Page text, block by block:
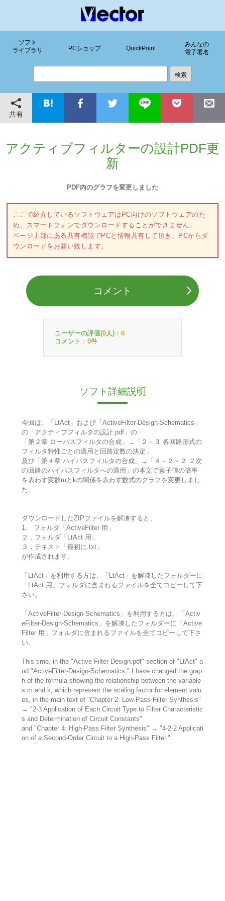
ソフト
ライブラリ
PCショップ QuickPoint
みんなの
電子署名
共有
アクティブフィルターの設計PDF更
新
PDF内のグラフを変更しました
ここで紹介しているソフトウェアはPC向けのソフトウェアのた
め、スマートフォンでダウンロードすることができません。
ページ上部にある共有機能でPCと情報共有して頂き、PCからダ
ウンロードをお願い致します。
コメント
ユーザーの評価(0 人)： 0
コメント： 0件
ソフト詳細説明
今回は、「LtAct」および「ActiveFilter-Design-Schematics」
の「アクティブフィルタの設計.pdf」の
「第２章 ローパスフィルタの合成」→「２－３ 各回路形式の
フィルタ特性ごとの適用と回路定数の決定」
及び「第４章 ハイパスフィルタの合成」→「４－２－２ ２次
の回路のハイパスフィルタへの適用」の本文で素子値の倍率
を表わす変数mとkの関係を表わす数式のグラフを変更しまし
た。
ダウンロードしたZIPファイルを解凍すると、
1. フォルダ「ActiveFilter 用」
２．フォルダ「LtAct 用」
３．テキスト「最初に.txt」
が作成されます。
「LtAct」を利用する方は、「LtAct」を解凍したフォルダーに
「LtAct 用」フォルダに含まれるファイルを全てコピーして下
さい。
「ActiveFilter-Design-Schematics」を利用する方は、「Activ
eFilter-Design-Schematics」を解凍したフォルダーに「Active
Filter 用」フォルダに含まれるファイルを全てコピーして下さ
い。
This time, in the "Active Filter Design.pdf" section of "LtAct" a
nd "ActiveFilter-Design-Schematics," I have changed the grap
h of the formula showing the relationship between the variable
s m and k, which represent the scaling factor for element valu
es, in the main text of "Chapter 2: Low-Pass Filter Synthesis"
→ "2-3 Application of Each Circuit Type to Filter Characteristic
s and Determination of Circuit Constants"
and "Chapter 4: High-Pass Filter Synthesis" → "4-2-2 Applicati
on of a Second-Order Circuit to a High-Pass Filter."